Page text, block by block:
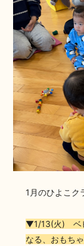
1月のひよこク
▼1/13(火) ベ
なる、おもち